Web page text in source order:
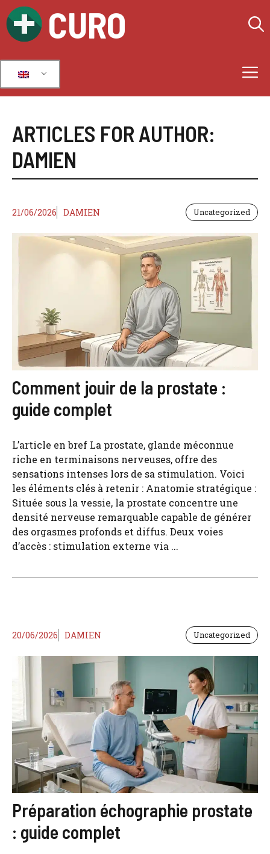
Skip
to
content
CURO
ARTICLES FOR AUTHOR:
DAMIEN
21/06/2026 DAMIEN Uncategorized
Comment jouir de la prostate :
guide complet
L’article en bref La prostate, glande méconnue
riche en terminaisons nerveuses, offre des
sensations intenses lors de sa stimulation. Voici
les éléments clés à retenir : Anatomie stratégique :
Située sous la vessie, la prostate concentre une
densité nerveuse remarquable capable de générer
des orgasmes profonds et diffus. Deux voies
d’accès : stimulation externe via ...
20/06/2026 DAMIEN Uncategorized
Préparation échographie prostate
: guide complet